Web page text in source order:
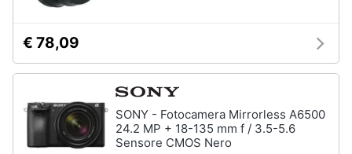
Servizi
Assistenza
clienti
€ 78,09
SONY - Fotocamera Mirrorless A6500
24.2 MP + 18-135 mm f / 3.5-5.6
Sensore CMOS Nero